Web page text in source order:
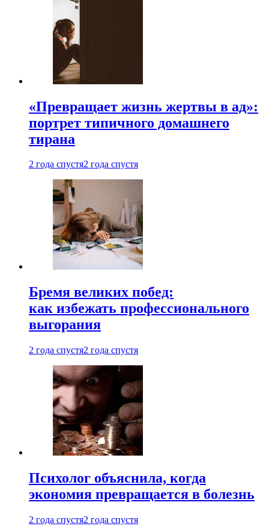
«Превращает жизнь жертвы в ад»:
портрет типичного домашнего
тирана
2 года спустя2 года спустя
Бремя великих побед:
как избежать профессионального
выгорания
2 года спустя2 года спустя
Психолог объяснила, когда
экономия превращается в болезнь
2 года спустя2 года спустя